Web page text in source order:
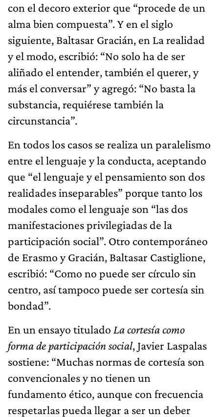
con el decoro exterior que “procede de un
alma bien compuesta”. Y en el siglo
siguiente, Baltasar Gracián, en La realidad
y el modo, escribió: “No solo ha de ser
aliñado el entender, también el querer, y
más el conversar” y agregó: “No basta la
substancia, requiérese también la
circunstancia”.
En todos los casos se realiza un paralelismo
entre el lenguaje y la conducta, aceptando
que “el lenguaje y el pensamiento son dos
realidades inseparables” porque tanto los
modales como el lenguaje son “las dos
manifestaciones privilegiadas de la
participación social”. Otro contemporáneo
de Erasmo y Gracián, Baltasar Castiglione,
escribió: “Como no puede ser círculo sin
centro, así tampoco puede ser cortesía sin
bondad”.
En un ensayo titulado La cortesía como
forma de participación social, Javier Laspalas
sostiene: “Muchas normas de cortesía son
convencionales y no tienen un
fundamento ético, aunque con frecuencia
respetarlas pueda llegar a ser un deber